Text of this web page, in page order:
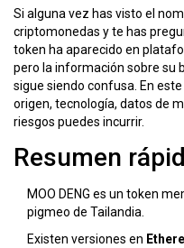
Si alguna vez has visto el
criptomonedas y te has
token ha aparecido en
pero la información sobre su
sigue siendo confusa. En
origen, tecnología, datos de
riesgos puedes incurrir.
Resumen
MOO DENG es un token
pigmeo de Tailandia.
Existen versiones en